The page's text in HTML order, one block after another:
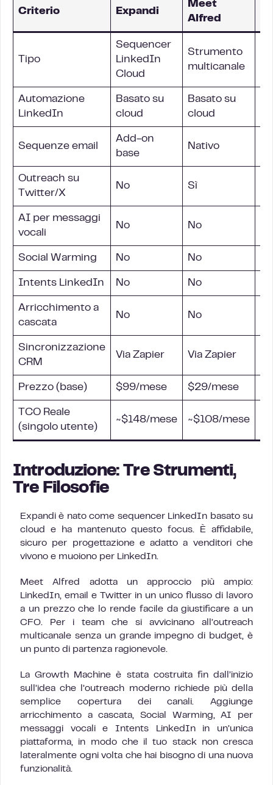
Criterio Expandi
Meet
Alfred
Tipo
Sequencer
LinkedIn
Cloud
Strumento
multicanale
Automazione
LinkedIn
Basato su
cloud
Basato su
cloud
Sequenze email
Add-on
base
Nativo
Outreach su
Twitter/X
No Sì
AI per messaggi
vocali
No No
Social Warming No No
Intents LinkedIn No No
Arricchimento a
cascata
No No
Sincronizzazione
CRM
Via Zapier Via Zapier
Prezzo (base) $99/mese $29/mese
TCO Reale
(singolo utente)
~$148/mese ~$108/mese
Introduzione: Tre Strumenti,
Tre Filosofie
Expandi è nato come sequencer LinkedIn basato su
cloud e ha mantenuto questo focus. È affidabile,
sicuro per progettazione e adatto a venditori che
vivono e muoiono per LinkedIn.
Meet Alfred adotta un approccio più ampio:
LinkedIn, email e Twitter in un unico flusso di lavoro
a un prezzo che lo rende facile da giustificare a un
CFO. Per i team che si avvicinano all’outreach
multicanale senza un grande impegno di budget, è
un punto di partenza ragionevole.
La Growth Machine è stata costruita fin dall’inizio
sull’idea che l’outreach moderno richiede più della
semplice copertura dei canali. Aggiunge
arricchimento a cascata, Social Warming, AI per
messaggi vocali e Intents LinkedIn in un’unica
piattaforma, in modo che il tuo stack non cresca
lateralmente ogni volta che hai bisogno di una nuova
funzionalità.